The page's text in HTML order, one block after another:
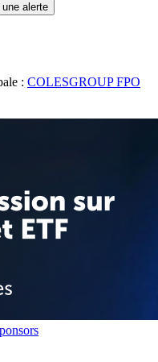
une alerte
: COLESGROUP FPO